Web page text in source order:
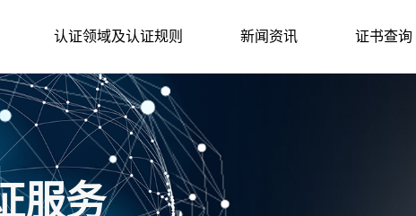
认证领域及认证规则 新闻资讯 证书查询
服务